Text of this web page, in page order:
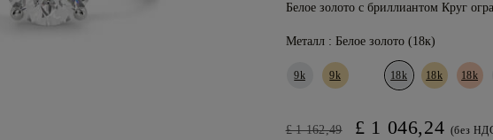
Белое золото с бриллиантом Круг
Металл : Белое золото (18к)
9k 9k 18k 18k 18k
£ 1 162,49 £ 1 046,24 (без